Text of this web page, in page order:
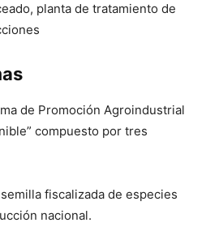
planta de tratamiento de
de Promoción Agroindustrial
compuesto por tres
fiscalizada de especies
nacional.